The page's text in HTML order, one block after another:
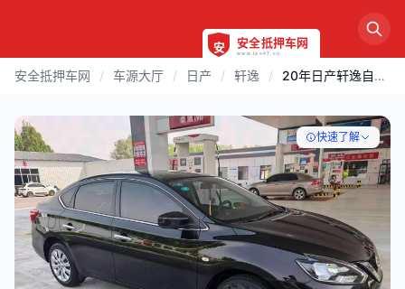
安全抵押车网 / 车源大厅 / 日产 / 轩逸 / 20年日产轩逸自动高配
快速了解